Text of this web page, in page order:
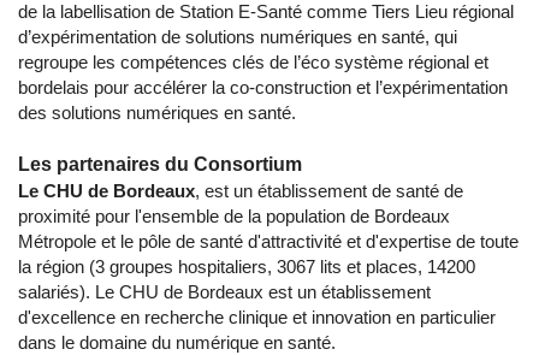
de la labellisation de Station E-Santé comme Tiers Lieu régional
d’expérimentation de solutions numériques en santé, qui
regroupe les compétences clés de l’éco système régional et
bordelais pour accélérer la co-construction et l’expérimentation
des solutions numériques en santé.
Les partenaires du Consortium
Le CHU de Bordeaux, est un établissement de santé de
proximité pour l'ensemble de la population de Bordeaux
Métropole et le pôle de santé d'attractivité et d'expertise de toute
la région (3 groupes hospitaliers, 3067 lits et places, 14200
salariés). Le CHU de Bordeaux est un établissement
d'excellence en recherche clinique et innovation en particulier
dans le domaine du numérique en santé.